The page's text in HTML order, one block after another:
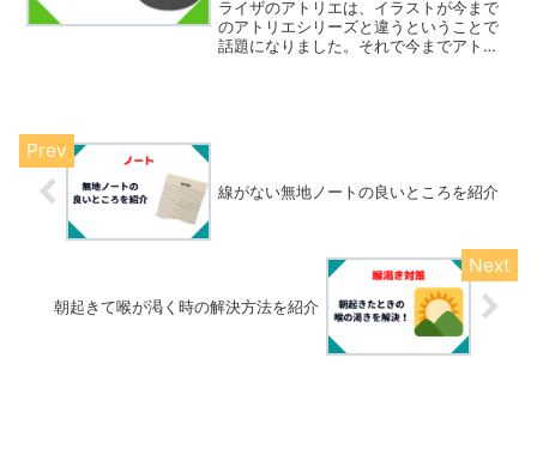
ライザのアトリエは、イラストが今まで
のアトリエシリーズと違うということで
話題になりました。それで今までアトリ
線がない無地ノートの良いところを紹介
朝起きて喉が渇く時の解決方法を紹介